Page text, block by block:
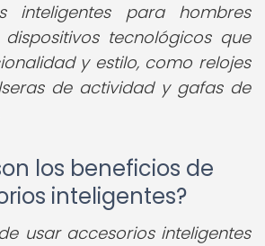
inteligentes para hombres
tecnológicos que
y estilo, como relojes
de actividad y gafas de
los beneficios de
inteligentes?
usar accesorios inteligentes